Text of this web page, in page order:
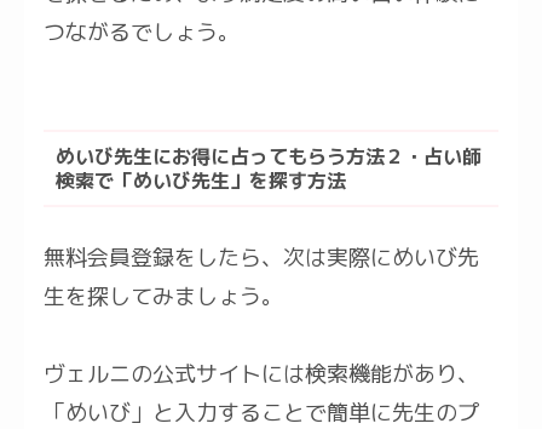
つながるでしょう。
めいび先生にお得に占ってもらう方法２・占い師
検索で「めいび先生」を探す方法
無料会員登録をしたら、次は実際にめいび先
生を探してみましょう。
ヴェルニの公式サイトには検索機能があり、
「めいび」と入力することで簡単に先生のプ